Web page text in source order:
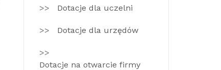
Dotacje dla uczelni
Dotacje dla urzędów
Dotacje na otwarcie firmy